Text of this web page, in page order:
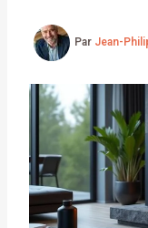
Par Jean-